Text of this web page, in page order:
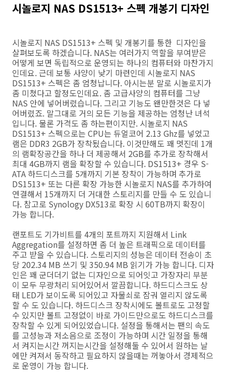
시놀로지 NAS DS1513+ 스펙 개봉기 디자인
시놀로지 NAS DS1513+ 스펙 및 개봉기를 통한 디자인을
살펴보도록 하겠습니다. NAS는 여러가지 역할을 부여받은
어떻게 보면 독립적으로 운영되는 하나의 컴퓨터와 마찬가지
인데요. 근데 보통 사양이 낮기 마련인데 시놀로지 NAS
DS1513+ 스펙은 좀 엄청납니다. 아시는분 말로 시놀로지가
좀 미쳤다고 할정도인데요. 좀 고급사양의 컴퓨터를 그냥
NAS 안에 넣어버렸습니다. 그리고 기능도 왠만한것은 다 넣
어버렸죠. 말그대로 거의 모든 기능을 제공하는 엄청난 녀석
입니다. 물론 가격도 좀 하는편이지만. 시놀로지 NAS
DS1513+ 스펙으로는 CPU는 듀얼코어 2.13 Ghz를 넣었고
램은 DDR3 2GB가 장착됬습니다. 이것만해도 꽤 멋진데 1개
의 램확장공간을 하나 더 제공해서 2GB를 추가로 장착해서
최대 4GB까지 램을 확장할 수 있습니다. DS1513+ 경우 S-
ATA 하드디스크를 5개까지 기본 장착이 가능하며 추가로
DS1513+ 또는 다른 확장 가능한 시놀로지 NAS를 추가하여
연결해서 15개까지 더 거대한 스토리지를 만들 수 도 있습니
다. 참고로 Synology DX513로 확장 시 60TB까지 확장이
가능 합니다.
랜포트도 기가비트를 4개의 포트까지 지원해서 Link
Aggregation를 설정하면 좀 더 높은 트래픽으로 데이터를
주고 받을 수 있습니다. 스토리지의 성능은 데이터 전송이 초
당 202.34 MB 쓰기 및 350.94 MB 읽기가 가능 합니다. 디자
인은 꽤 군더더기 없는 디자인으로 되어잇고 가장자리 부분
이 모두 무광처리 되어있어서 깔끔합니다. 하드디스크도 상
태 LED가 보이도록 되어있고 자물쇠로 잠궈 열리지 않도록
할 수 도 있습니다. 하드디스크 장착시에도 볼트로도 고정할
수 있지만 볼트 고정없이 바로 가이드만으로도 하드디스크를
장착할 수 있게 되어있었습니다. 설정을 통해서는 팬의 속도
를 고성능과 저소음으로 조정이 가능하며 시간 일정을 통해
서 켜지는시간 꺼지는시간을 설정해둘 수 있어서 원하는 날
에만 켜져서 동작하고 필요하지 않을때는 꺼놓아서 경제적으
로 운영이 가능 합니다.